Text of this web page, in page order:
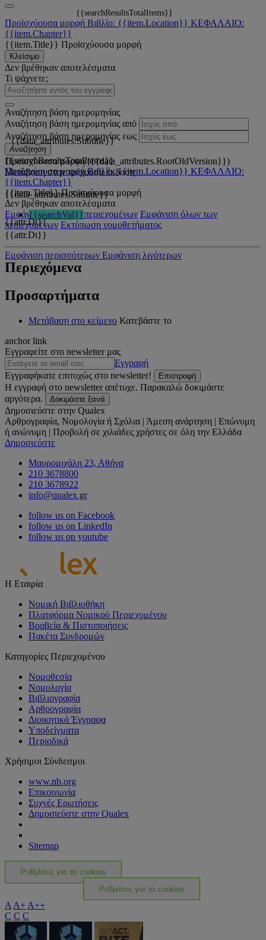
{{searchResultsTotalItems}}
Προϊσχύουσα μορφή Βιβλίο: {{item.Location}} ΚΕΦΑΛΑΙΟ:
{{item.Chapter}}
{{item.Title}} Προϊσχύουσα μορφή
Κλείσιμο
Δεν βρέθηκαν αποτελέσματα
Τι ψάχνετε;
Αναζήτηση βάση ημερομηνίας
Αναζήτηση βάση ημερομηνίας από
Αναζήτηση βάση ημερομηνίας εως
Αναζήτηση
{{searchResultsTotalItems}}
Προϊσχύουσα μορφή Βιβλίο: {{item.Location}} ΚΕΦΑΛΑΙΟ:
{{item.Chapter}}
{{item.Title}} Προϊσχύουσα μορφή
Δεν βρέθηκαν αποτελέσματα
Εμφάνιση όλων των περιεχομένων Εμφάνιση όλων των
περιεχομένων Εκτύπωση νομοθετήματος
{{data_attributes.Subtitle}}
Προϊσχύουσα μορφή ({{data_attributes.RootOldVersion}})
Μετάβαση στην τρέχουσα έκδοση
{{data_attributes.Subtitle}}
{{searchVal}}
{{attr.Dt}}
Εμφάνιση περισσότερων Εμφάνιση λιγότερων
{{attr.Dt}}
Περιεχόμενα
Προσαρτήματα
Μετάβαση στο κείμενο Κατεβάστε το
anchor link
Εγγραφείτε στο newsletter μας
Εγγραφή
Εγγραφήκατε επιτυχώς στο newsletter!
Επιστροφή
Η εγγραφή στο newsletter απέτυχε. Παρακαλώ δοκιμάστε
αργότερα.
Δοκιμάστε ξανά
Δημοσιεύστε στην Qualex
Αρθρογραφία, Νομολογία ή Σχόλια | Άμεση ανάρτηση | Επώνυμη
ή ανώνυμη | Προβολή σε χιλιάδες χρήστες σε όλη την Ελλάδα
Δημοσιεύστε
Μαυρομιχάλη 23, Αθήνα
210 3678800
210 3678922
info@qualex.gr
follow us on Facebook
follow us on LinkedIn
follow us on youtube
Η Εταιρία
Νομική Βιβλιοθήκη
Πλατφόρμα Νομικού Περιεχομένου
Βραβεία & Πιστοποιήσεις
Πακέτα Συνδρομών
Κατηγορίες Περιεχομένου
Νομοθεσία
Νομολογία
Βιβλιογραφία
Αρθρογραφία
Διοικητικά Έγγραφα
Υποδείγματα
Περιοδικά
Χρήσιμοι Σύνδεσμοι
www.nb.org
Επικοινωνία
Συχνές Ερωτήσεις
Δημοσιεύστε στην Qualex
Sitemap
Ρυθμίσεις για τα cookies
Ρυθμίσεις για τα cookies
A A+ A++
C C C